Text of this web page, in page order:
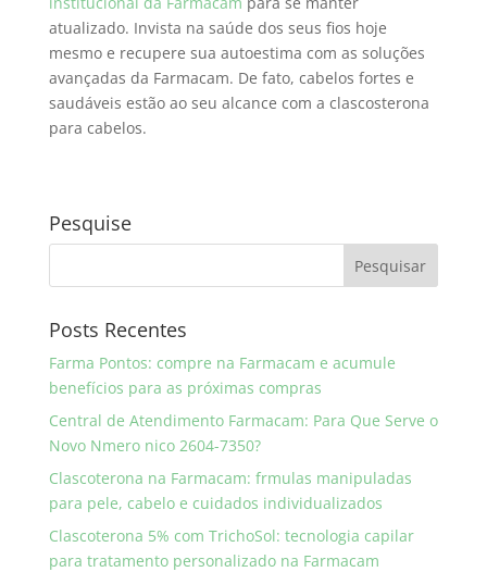
atualizado. Invista na saúde dos seus fios hoje
mesmo e recupere sua autoestima com as soluções
avançadas da Farmacam. De fato, cabelos fortes e
saudáveis estão ao seu alcance com a clascosterona
para cabelos.
Pesquise
Posts Recentes
Farma Pontos: compre na Farmacam e acumule
benefícios para as próximas compras
Central de Atendimento Farmacam: Para Que Serve o
Novo Nmero nico 2604-7350?
Clascoterona na Farmacam: frmulas manipuladas
para pele, cabelo e cuidados individualizados
Clascoterona 5% com TrichoSol: tecnologia capilar
para tratamento personalizado na Farmacam